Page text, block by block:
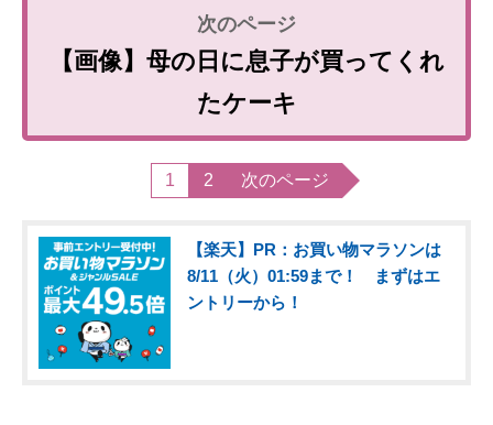
【画像】母の日に息子が買ってくれ
たケーキ
1 2 次のページ
【楽天】PR：お買い物マラソンは
8/11（火）01:59まで！ まずはエ
ントリーから！